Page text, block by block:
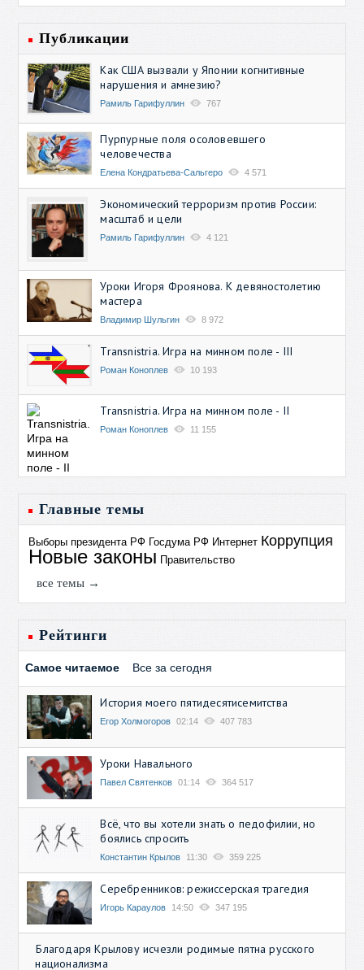
Публикации
Как США вызвали у Японии когнитивные
нарушения и амнезию?
Рамиль Гарифуллин 767
Пурпурные поля осоловевшего
человечества
Елена Кондратьева-Сальгеро 4 571
Экономический терроризм против России:
масштаб и цели
Рамиль Гарифуллин 4 121
Уроки Игоря Фроянова. К девяностолетию
мастера
Владимир Шульгин 8 972
Transnistria. Игра на минном поле - III
Роман Коноплев 10 193
Transnistria. Игра на минном поле - II
Роман Коноплев 11 155
Главные темы
Выборы президента РФ Госдума РФ Интернет Коррупция
Новые законы Правительство
все темы →
Рейтинги
Самое читаемое Все за сегодня
История моего пятидесятисемитства
Егор Холмогоров 02:14 407 783
Уроки Навального
Павел Святенков 01:14 364 517
Всё, что вы хотели знать о педофилии, но
боялись спросить
Константин Крылов 11:30 359 225
Серебренников: режиссерская трагедия
Игорь Караулов 14:50 347 195
Благодаря Крылову исчезли родимые пятна русского
национализма